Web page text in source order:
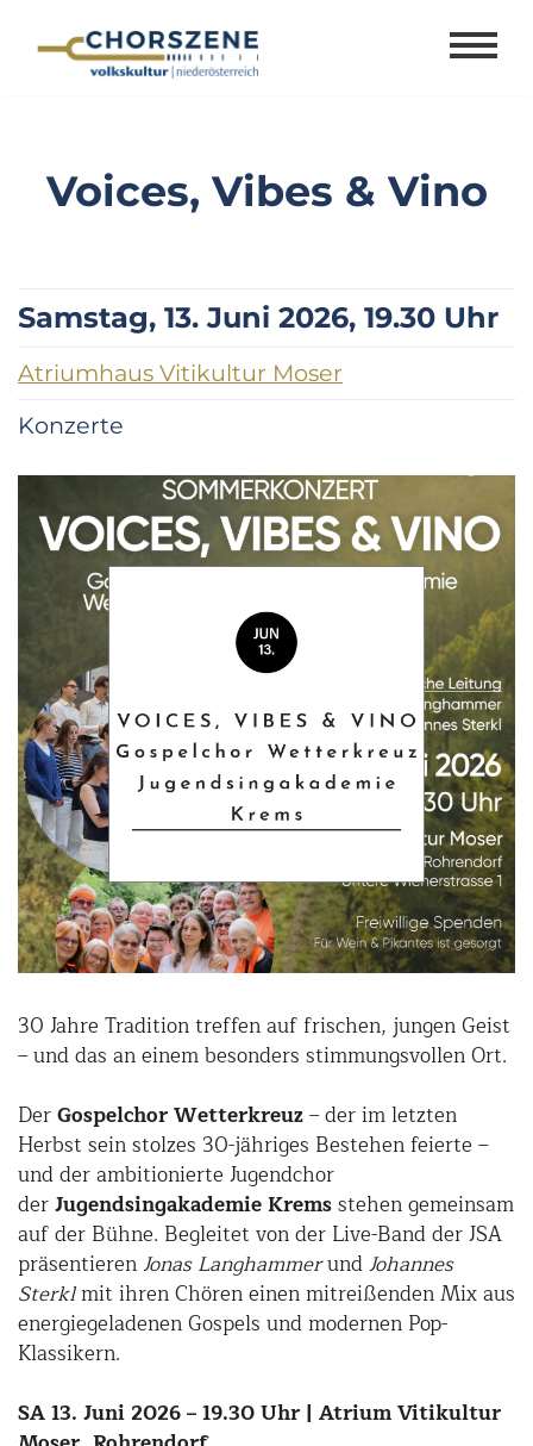
Voices, Vibes & Vino
Samstag, 13. Juni 2026, 19.30 Uhr
Atriumhaus Vitikultur Moser
Konzerte
30 Jahre Tradition treffen auf frischen, jungen Geist
– und das an einem besonders stimmungsvollen Ort.
DerGospelchor Wetterkreuz– der im letzten
Herbst sein stolzes 30-jähriges Bestehen feierte –
und der ambitionierte Jugendchor
derJugendsingakademie Kremsstehen gemeinsam
auf der Bühne. Begleitet von der Live-Band der JSA
präsentierenJonas LanghammerundJohannes
Sterklmit ihren Chören einen mitreißenden Mix aus
energiegeladenen Gospels und modernen Pop-
Klassikern.
SA 13. Juni 2026 – 19.30 Uhr | Atrium Vitikultur